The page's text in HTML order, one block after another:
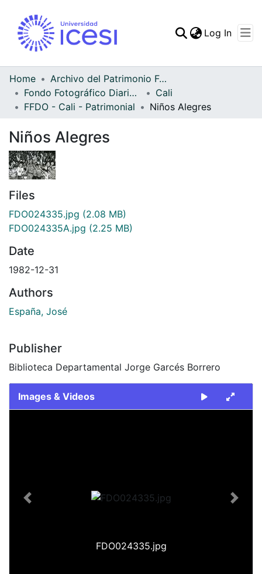
Statistics
Log In
Home
Archivo del Patrimonio Fotográfico y Fílmico del Valle del Cauca
Fondo Fotográfico Diario Occidente
Cali
FFDO - Cali - Patrimonial
Niños Alegres
Niños Alegres
Files
FDO024335.jpg (2.08 MB)
FDO024335A.jpg (2.25 MB)
Date
1982-12-31
Authors
España, José
Publisher
Biblioteca Departamental Jorge Garcés Borrero
Images & Videos
FDO024335.jpg
Previous Next